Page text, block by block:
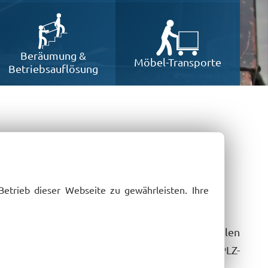
Beräumung &
Betriebsauflösung
Möbel-Transporte
Unsere Mitarbeiter stellen sich dabei allen
Unsere zufriedenen Kunden im gesamten PLZ-
dieser Webseite zu gewährleisten. Ihre